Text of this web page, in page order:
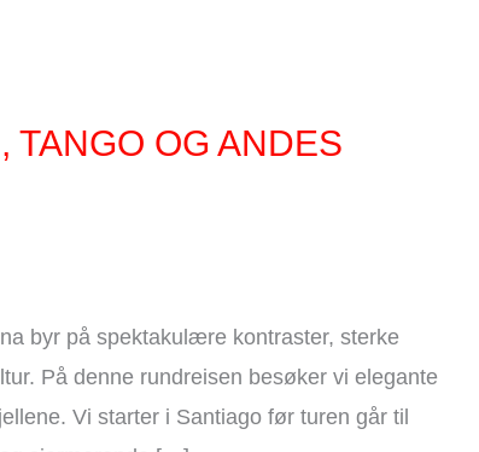
TANGO OG ANDES
byr på spektakulære kontraster, sterke
På denne rundreisen besøker vi elegante
Vi starter i Santiago før turen går til